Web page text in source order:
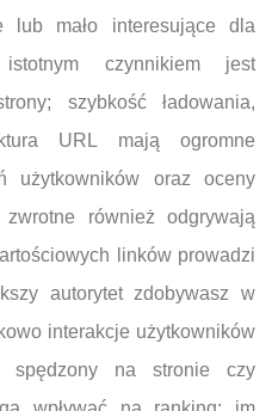
lub mało interesujące dla
istotnym czynnikiem jest
szybkość ładowania,
URL mają ogromne
użytkowników oraz oceny
również odgrywają
linków prowadzi
autorytet zdobywasz w
interakcje użytkowników
na stronie czy